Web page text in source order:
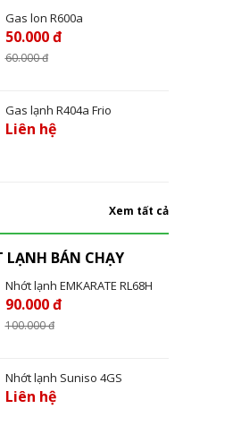
Gas lon R600a
50.000 đ
60.000đ
Gas lạnh R404a Frio
Liên hệ
Xem tất cả
LẠNH BÁN CHẠY
Nhớt lạnh EMKARATE RL68H
90.000 đ
100.000đ
Nhớt lạnh Suniso 4GS
Liên hệ